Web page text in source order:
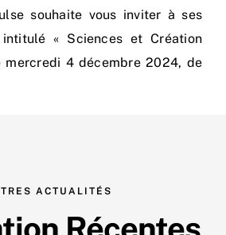
souhaite vous inviter à ses
intitulé « Sciences et Création
mercredi 4 décembre 2024, de
ACTUALITÉS